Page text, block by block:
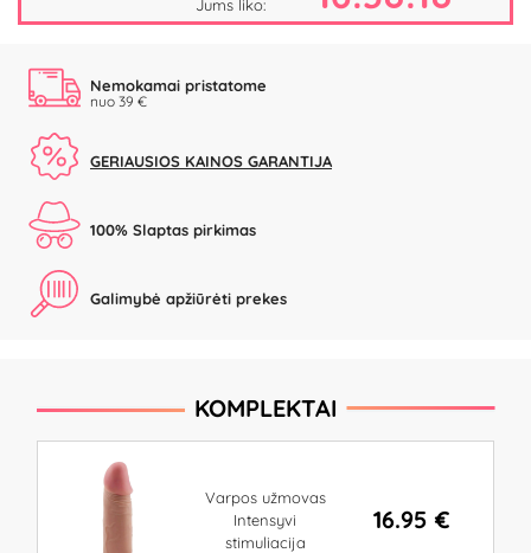
Jums liko:
Nemokamai pristatome
nuo 39 €
GERIAUSIOS KAINOS GARANTIJA
100% Slaptas pirkimas
Galimybė apžiūrėti prekes
KOMPLEKTAI
Varpos užmovas
Intensyvi
stimuliacija
16.95 €